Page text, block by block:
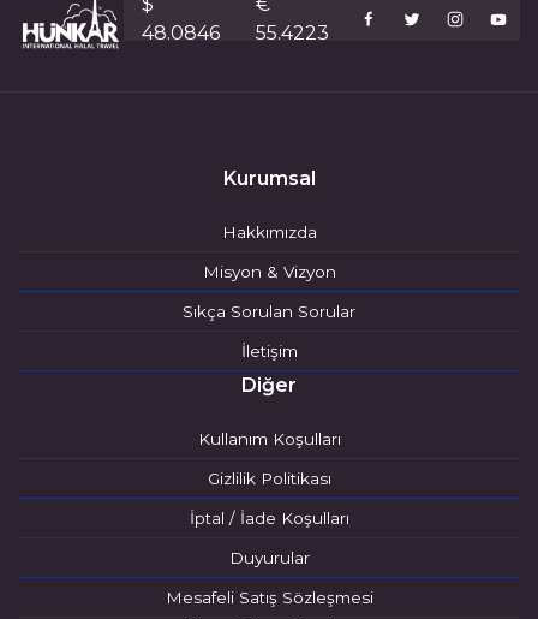
48.0846
55.4223
Kurumsal
Hakkımızda
Misyon & Vizyon
Sıkça Sorulan Sorular
İletişim
Diğer
Kullanım Koşulları
Gizlilik Politikası
İptal / İade Koşulları
Duyurular
Mesafeli Satış Sözleşmesi